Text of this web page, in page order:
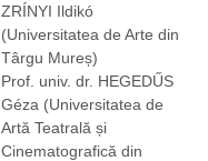
ZRÍNYI Ildikó
(Universitatea de Arte din
Târgu Mureș)
Prof. univ. dr. HEGEDŰS
Géza (Universitatea de
Artă Teatrală și
Cinematografică din